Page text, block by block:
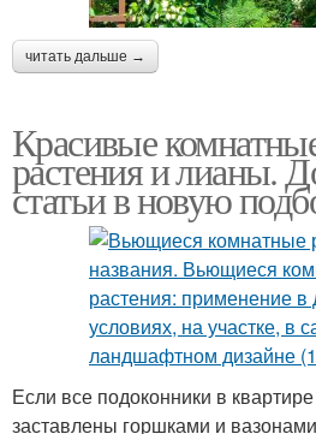
читать дальше →
Красивые
растения и лианы.
статьи в новую
Если все подоконники в
заставлены горшками и